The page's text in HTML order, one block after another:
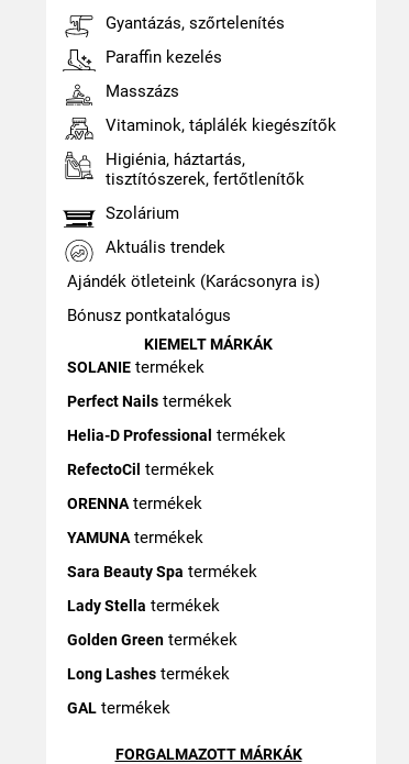
Gyantázás, szőrtelenítés
Paraffin kezelés
Masszázs
Vitaminok, táplálék kiegészítők
Higiénia, háztartás,
tisztítószerek, fertőtlenítők
Szolárium
Aktuális trendek
Ajándék ötleteink (Karácsonyra is)
Bónusz pontkatalógus
KIEMELT MÁRKÁK
SOLANIE termékek
Perfect Nails termékek
Helia-D Professional termékek
RefectoCil termékek
ORENNAtermékek
YAMUNAtermékek
Sara Beauty Spa termékek
Lady Stella termékek
Golden Green termékek
Long Lashes termékek
GAL termékek
FORGALMAZOTT MÁRKÁK